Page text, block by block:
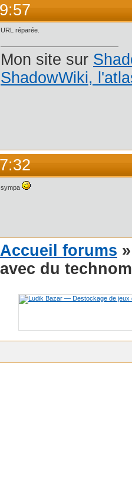
URL réparée.
Mon site sur
ShadowWiki,
sympa
Accueil forums
avec du